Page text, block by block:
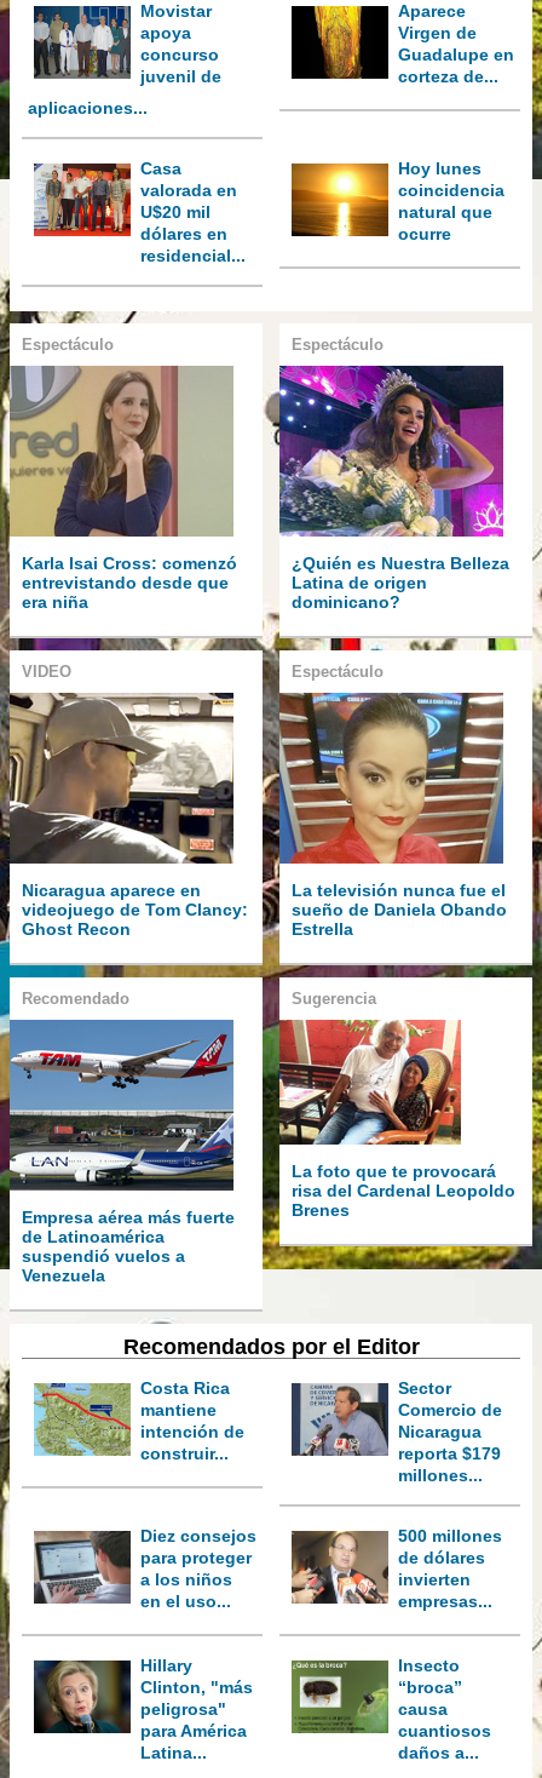
Movistar
apoya
concurso
juvenil de
aplicaciones...
Aparece
Virgen de
Guadalupe en
corteza de...
Casa
valorada en
U$20 mil
dólares en
residencial...
Hoy lunes
coincidencia
natural que
ocurre
Espectáculo
Karla Isai Cross: comenzó
entrevistando desde que
era niña
Espectáculo
¿Quién es Nuestra Belleza
Latina de origen
dominicano?
VIDEO
Nicaragua aparece en
videojuego de Tom Clancy:
Ghost Recon
Espectáculo
La televisión nunca fue el
sueño de Daniela Obando
Estrella
Recomendado
Empresa aérea más fuerte
de Latinoamérica
suspendió vuelos a
Venezuela
Sugerencia
La foto que te provocará
risa del Cardenal Leopoldo
Brenes
Recomendados por el Editor
Costa Rica
mantiene
intención de
construir...
Sector
Comercio de
Nicaragua
reporta $179
millones...
Diez consejos
para proteger
a los niños
en el uso...
500 millones
de dólares
invierten
empresas...
Hillary
Clinton, "más
peligrosa"
para América
Latina...
Insecto
“broca”
causa
cuantiosos
daños a...